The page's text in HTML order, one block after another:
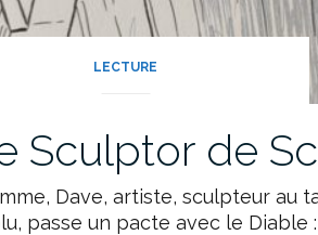
LECTURE
Sculptor de
Dave, artiste, sculpteur au
passe un pacte avec le